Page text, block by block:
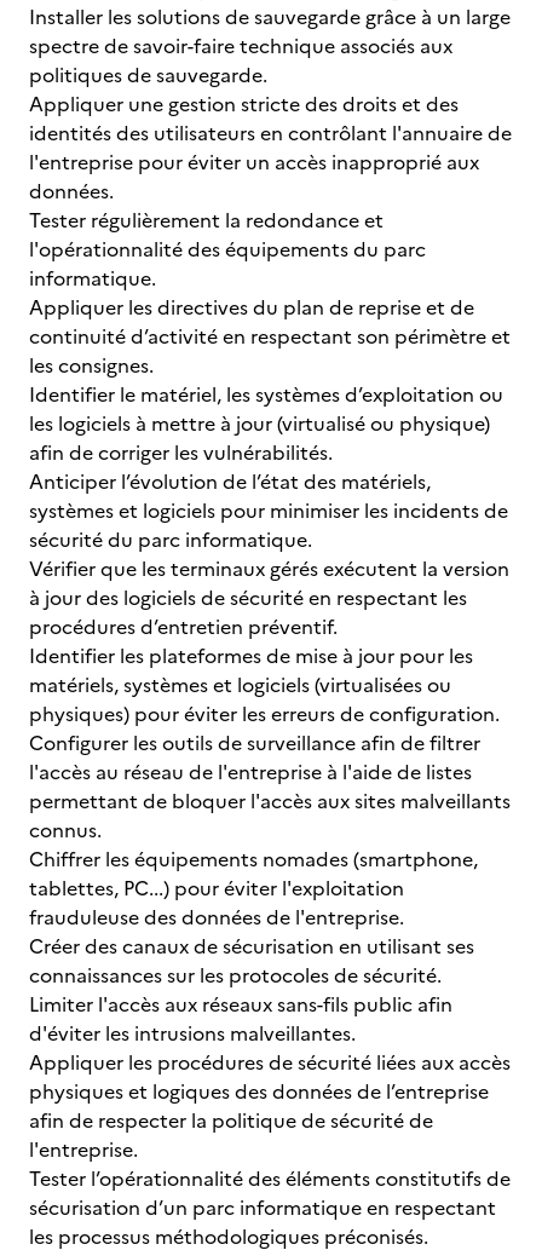
Installer les solutions de sauvegarde grâce à un large
spectre de savoir-faire technique associés aux
politiques de sauvegarde.
Appliquer une gestion stricte des droits et des
identités des utilisateurs en contrôlant l'annuaire de
l'entreprise pour éviter un accès inapproprié aux
données.
Tester régulièrement la redondance et
l'opérationnalité des équipements du parc
informatique.
Appliquer les directives du plan de reprise et de
continuité d’activité en respectant son périmètre et
les consignes.
Identifier le matériel, les systèmes d’exploitation ou
les logiciels à mettre à jour (virtualisé ou physique)
afin de corriger les vulnérabilités.
Anticiper l’évolution de l’état des matériels,
systèmes et logiciels pour minimiser les incidents de
sécurité du parc informatique.
Vérifier que les terminaux gérés exécutent la version
à jour des logiciels de sécurité en respectant les
procédures d’entretien préventif.
Identifier les plateformes de mise à jour pour les
matériels, systèmes et logiciels (virtualisées ou
physiques) pour éviter les erreurs de configuration.
Configurer les outils de surveillance afin de filtrer
l'accès au réseau de l'entreprise à l'aide de listes
permettant de bloquer l'accès aux sites malveillants
connus.
Chiffrer les équipements nomades (smartphone,
tablettes, PC...) pour éviter l'exploitation
frauduleuse des données de l'entreprise.
Créer des canaux de sécurisation en utilisant ses
connaissances sur les protocoles de sécurité.
Limiter l'accès aux réseaux sans-fils public afin
d'éviter les intrusions malveillantes.
Appliquer les procédures de sécurité liées aux accès
physiques et logiques des données de l’entreprise
afin de respecter la politique de sécurité de
l'entreprise.
Tester l’opérationnalité des éléments constitutifs de
sécurisation d’un parc informatique en respectant
les processus méthodologiques préconisés.